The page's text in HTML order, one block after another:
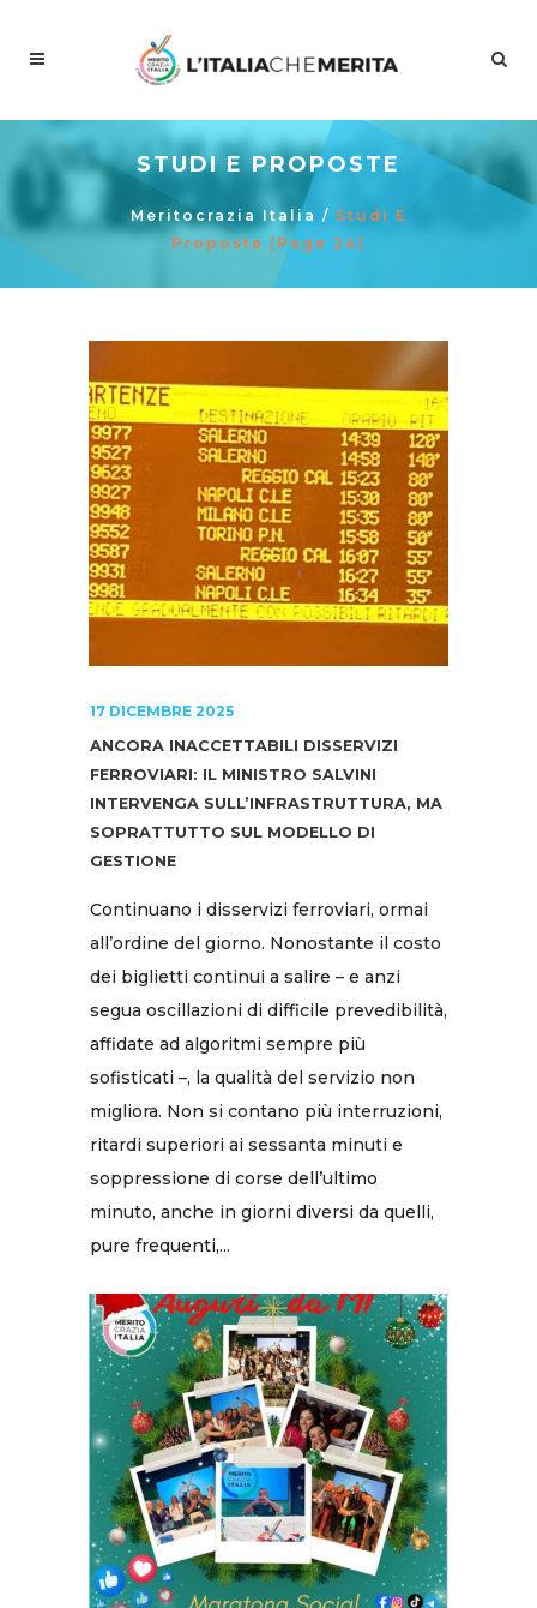
STUDI E PROPOSTE
Meritocrazia Italia / Studi E
Proposte (Page 24)
17 DICEMBRE 2025
ANCORA INACCETTABILI DISSERVIZI
FERROVIARI: IL MINISTRO SALVINI
INTERVENGA SULL’INFRASTRUTTURA, MA
SOPRATTUTTO SUL MODELLO DI
GESTIONE
Continuano i disservizi ferroviari, ormai
all’ordine del giorno. Nonostante il costo
dei biglietti continui a salire – e anzi
segua oscillazioni di difficile prevedibilità,
affidate ad algoritmi sempre più
sofisticati –, la qualità del servizio non
migliora. Non si contano più interruzioni,
ritardi superiori ai sessanta minuti e
soppressione di corse dell’ultimo
minuto, anche in giorni diversi da quelli,
pure frequenti,...